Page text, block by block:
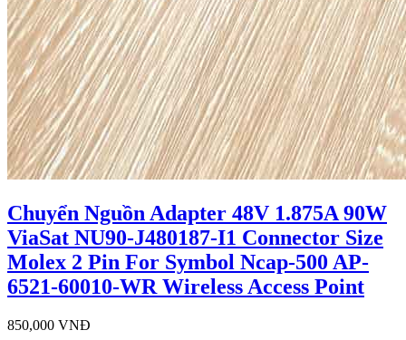
Chuyển Nguồn Adapter 48V 1.875A 90W
ViaSat NU90-J480187-I1 Connector Size
Molex 2 Pin For Symbol Ncap-500 AP-
6521-60010-WR Wireless Access Point
850,000 VNĐ